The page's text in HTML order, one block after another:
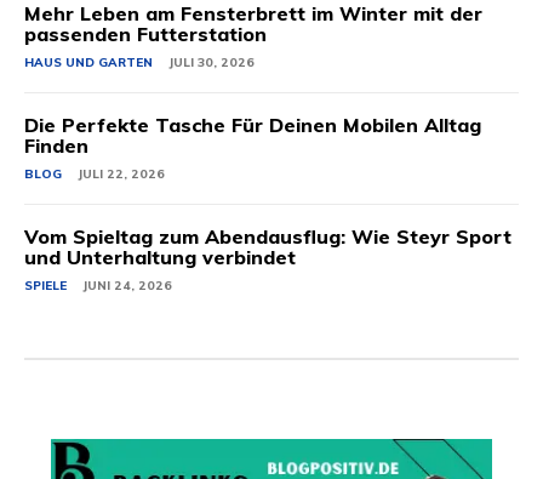
Mehr Leben am Fensterbrett im Winter mit der
passenden Futterstation
HAUS UND GARTEN JULI 30, 2026
Die Perfekte Tasche Für Deinen Mobilen Alltag
Finden
BLOG JULI 22, 2026
Vom Spieltag zum Abendausflug: Wie Steyr Sport
und Unterhaltung verbindet
SPIELE JUNI 24, 2026